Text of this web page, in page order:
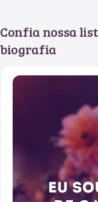
Confia nossa
biografia